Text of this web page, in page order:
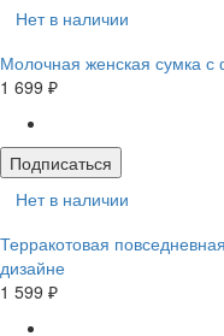
Нет в наличии
Молочная женская сумка
1 699 ₽
Подписаться
Нет в наличии
Терракотовая
дизайне
1 599 ₽